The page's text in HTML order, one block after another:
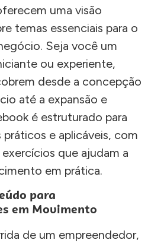
uma visão
temas essenciais para o
Seja você um
ou experiente,
desde a concepção
até a expansão e
é estruturado para
e aplicáveis, com
que ajudam a
em prática.
para
em Movimento
de um empreendedor,